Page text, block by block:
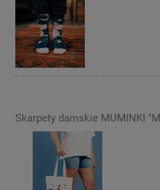
Skarpety damskie MUMINKI